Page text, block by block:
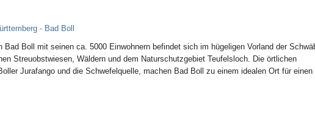
- Bad Boll
Bad Boll mit seinen ca. 5000 Einwohnern befindet sich im hügeligen Vorland der
Streuobstwiesen, Wäldern und dem Naturschutzgebiet Teufelsloch. Die örtlichen
Jurafango und die Schwefelquelle, machen Bad Boll zu einem idealen Ort für einen